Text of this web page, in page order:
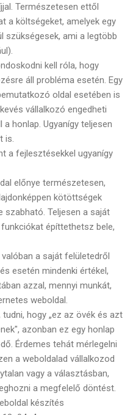
Természetesen ettől
a költségeket, amelyek egy
szükségesek, ami a legtöbb
kell róla, hogy
áll probléma esetén. Egy
oldal esetében is
vállalkozó engedheti
honlap. Ugyanígy teljesen
is.
a fejlesztésekkel ugyanígy
előnye természetesen,
kötöttségek
szabható. Teljesen a saját
építtethetsz bele,
a saját felületedről
esetén mindenki értékel,
azzal, mennyi munkát,
weboldal.
hogy „ez az övék és azt
azonban ez egy honlap
Érdemes tehát mérlegelni
a weboldalad vállalkozod
vagy a választásban,
a megfelelő döntést.
készítés